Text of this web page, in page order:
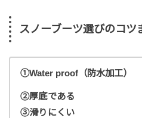
スノーブーツ選びのコツ
①Water proof（防水加工）
②厚底である
③滑りにくい